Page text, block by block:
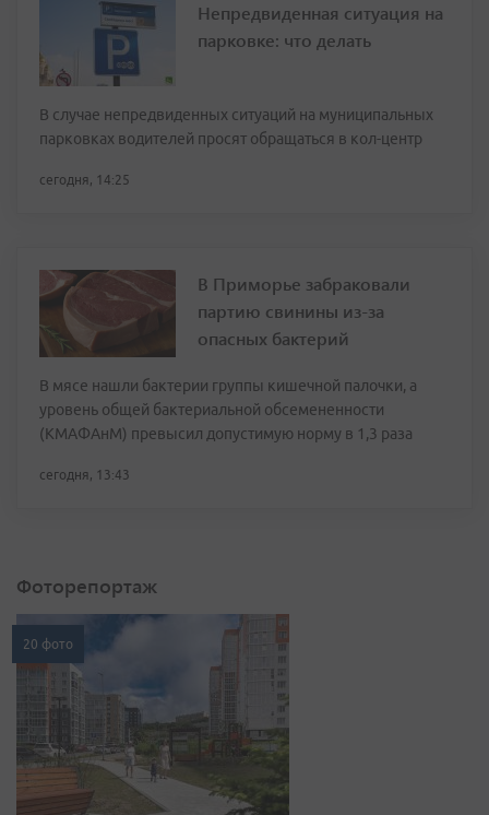
Непредвиденная ситуация на
парковке: что делать
В случае непредвиденных ситуаций на муниципальных
парковках водителей просят обращаться в кол-центр
сегодня, 14:25
В Приморье забраковали
партию свинины из-за
опасных бактерий
В мясе нашли бактерии группы кишечной палочки, а
уровень общей бактериальной обсемененности
(КМАФАнМ) превысил допустимую норму в 1,3 раза
сегодня, 13:43
Фоторепортаж
20 фото